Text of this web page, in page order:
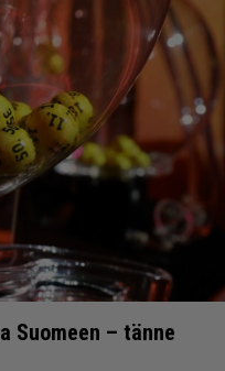
Suomeen – tänne